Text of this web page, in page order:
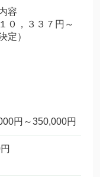
容
０，３３７円～
定）
円～350,000円